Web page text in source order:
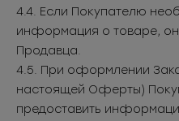
4.4. Если Покупателю
информация о товаре, он
Продавца.
4.5. При оформлении
настоящей Оферты)
предоставить